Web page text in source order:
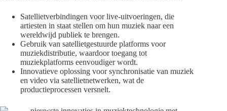
Satellietverbindingen voor live-uitvoeringen, die
artiesten in staat stellen om hun muziek naar een
wereldwijd publiek te brengen.
Gebruik van satellietgestuurde platforms voor
muziekdistributie, waardoor toegang tot
muziekplatforms eenvoudiger wordt.
Innovatieve oplossing voor synchronisatie van muziek
en video via satellietnetwerken, wat de
productieprocessen versnelt.